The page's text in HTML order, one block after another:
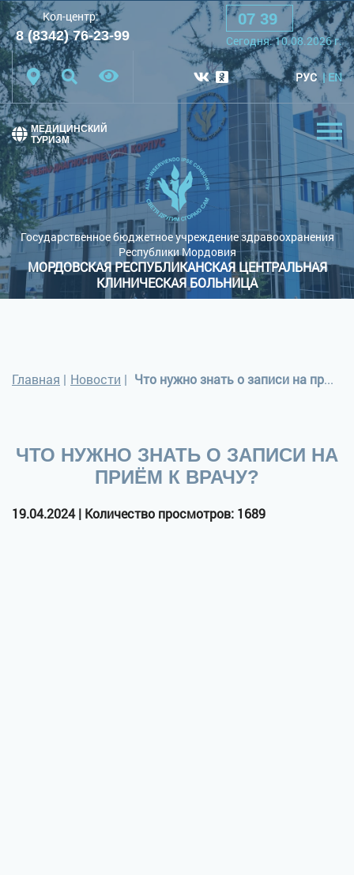
Шрифт: A A A
Цветовая схема: Черная схема
Обычный сайт
Кол-центр:
8 (8342) 76-23-99
07 39
Сегодня:10.08.2026г.
РУС EN
Государственное бюджетное учреждение здравоохранения
Республики Мордовия
МОРДОВСКАЯ РЕСПУБЛИКАНСКАЯ ЦЕНТРАЛЬНАЯ
КЛИНИЧЕСКАЯ БОЛЬНИЦА
МЕДИЦИНСКИЙ
ТУРИЗМ
Главная | Новости | Что нужно знать о записи на приём к врачу?
ЧТО НУЖНО ЗНАТЬ О ЗАПИСИ НА
ПРИЁМ К ВРАЧУ?
19.04.2024 | Количество просмотров: 1689